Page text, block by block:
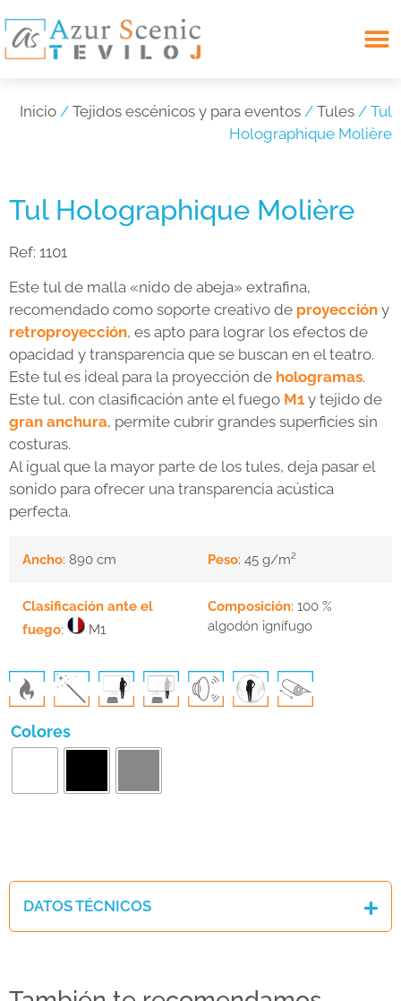
Inicio / Tejidos escénicos y para eventos / Tules / Tul
Holographique Molière
Tul Holographique Molière
Ref: 1101
Este tul de malla «nido de abeja» extrafina,
recomendado como soporte creativo de proyección y
retroproyección, es apto para lograr los efectos de
opacidad y transparencia que se buscan en el teatro.
Este tul es ideal para la proyección de hologramas.
Este tul, con clasificación ante el fuego M1 y tejido de
gran anchura, permite cubrir grandes superficies sin
costuras.
Al igual que la mayor parte de los tules, deja pasar el
sonido para ofrecer una transparencia acústica
perfecta.
Ancho: 890 cm Peso: 45 g/m²
Clasificación ante el
fuego: M1
Composición: 100 %
algodón ignífugo
Colores
DATOS TÉCNICOS